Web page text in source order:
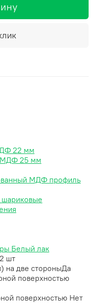
22 мм
25 мм
МДФ профиль
шариковые
Белый лак
2 шт
на две стороныДа
поверхностью
поверхностью Нет